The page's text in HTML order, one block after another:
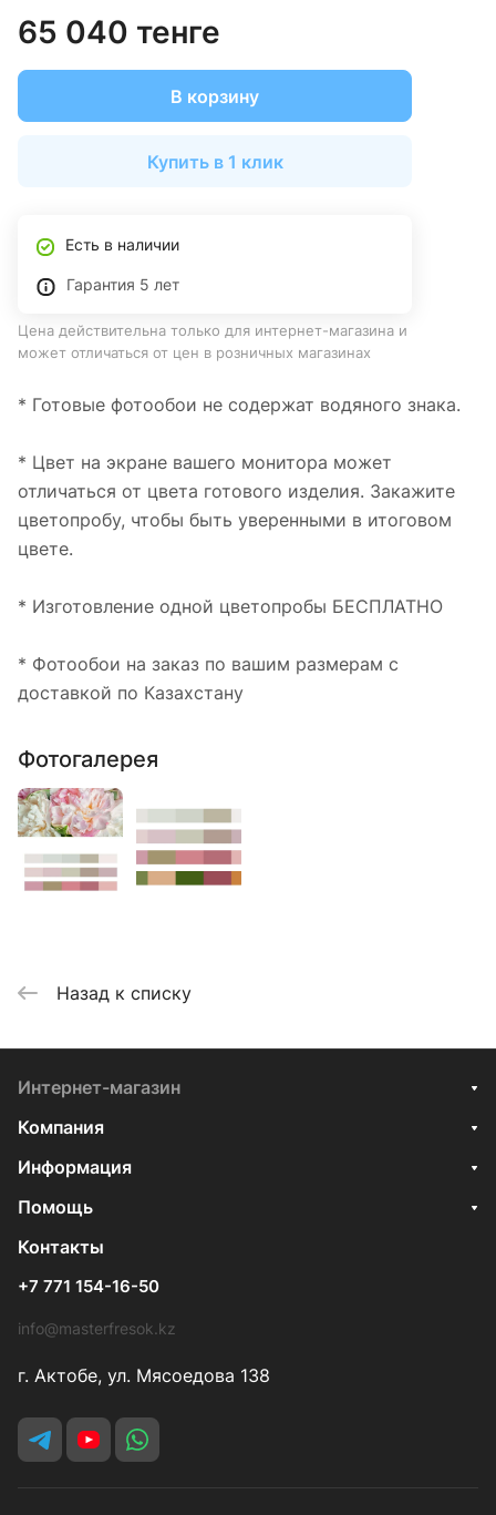
65 040 тенге
В корзину
Купить в 1 клик
Есть в наличии
Гарантия 5 лет
Цена действительна только для интернет-магазина и
может отличаться от цен в розничных магазинах
* Готовые фотообои не содержат водяного знака.
* Цвет на экране вашего монитора может
отличаться от цвета готового изделия. Закажите
цветопробу, чтобы быть уверенными в итоговом
цвете.
* Изготовление одной цветопробы БЕСПЛАТНО
* Фотообои на заказ по вашим размерам с
доставкой по Казахстану
Фотогалерея
Назад к списку
Интернет-магазин
Компания
Информация
Помощь
Контакты
+7 771 154-16-50
info@masterfresok.kz
г. Актобе, ул. Мясоедова 138